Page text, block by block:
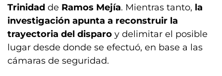
Trinidad de Ramos Mejía. Mientras tanto, la
investigación apunta a reconstruir la
trayectoria del disparo y delimitar el posible
lugar desde donde se efectuó, en base a las
cámaras de seguridad.